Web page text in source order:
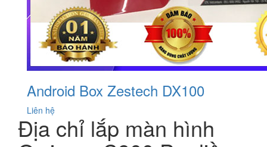
Android Box Zestech DX100
Liên hệ
Địa chỉ lắp màn hình